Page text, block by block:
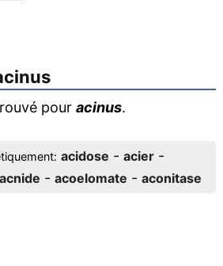
pour acinus.
acidose - acier-
acnide - acoelomate - aconitase